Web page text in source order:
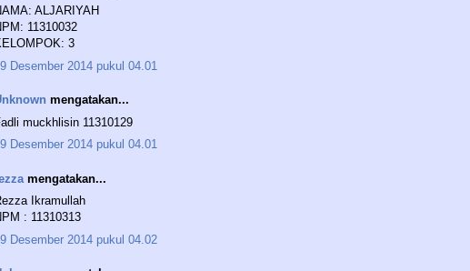
ALJARIYAH
11310032
3
Desember 2014 pukul 04.01
mengatakan...
muckhlisin 11310129
Desember 2014 pukul 04.01
mengatakan...
Ikramullah
: 11310313
Desember 2014 pukul 04.02